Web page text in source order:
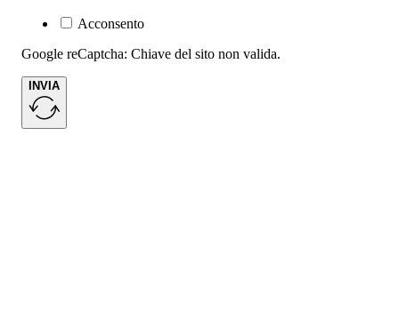
Acconsento
Google reCaptcha: Chiave del sito non valida.
INVIA